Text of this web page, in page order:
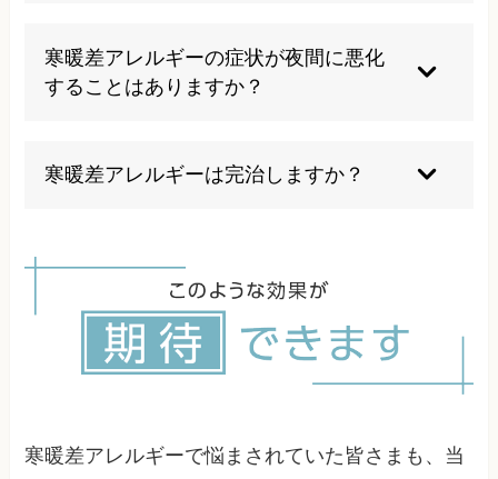
適切な診断と治療が受けられます。ただし、根本
的な改善には自律神経へのアプローチが必要で
す。
寒暖差アレルギーの症状が夜間に悪化
することはありますか？
の質に影響を与える場合があります。これは自律
神経のバランスが夜間に乱れやすいことが関係し
寒暖差アレルギーは完治しますか？
可能です。適切な施術と生活習慣の改善により、
症状に悩まされない生活を送ることができます。
寒暖差アレルギーで悩まされていた皆さまも、当